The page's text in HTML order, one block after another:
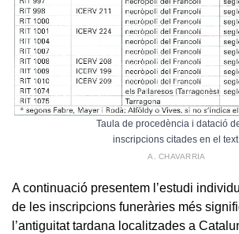
Taula de procedència i datació
inscripcions citades en el
A. CHAVARRIA
A continuació presentem l’estudi
de les inscripcions funeràries més
l’antiguitat tardana localitzades a